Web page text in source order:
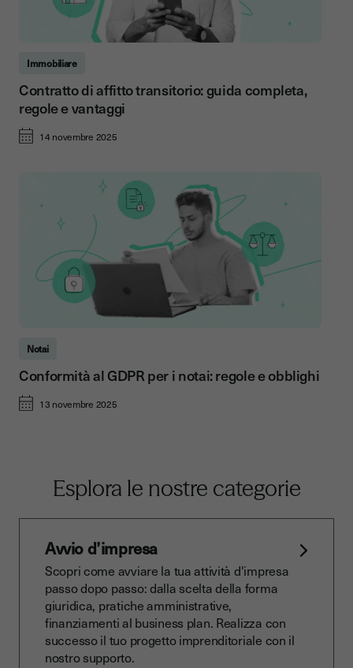
Immobiliare
Contratto di affitto transitorio: guida completa,
regole e vantaggi
14 novembre 2025
Notai
Conformità al GDPR per i notai: regole e obblighi
13 novembre 2025
Esplora le nostre categorie
Avvio d’impresa
Scopri come avviare la tua attività d'impresa
passo dopo passo: dalla scelta della forma
giuridica, pratiche amministrative,
finanziamenti al business plan. Realizza con
successo il tuo progetto imprenditoriale con il
nostro supporto.